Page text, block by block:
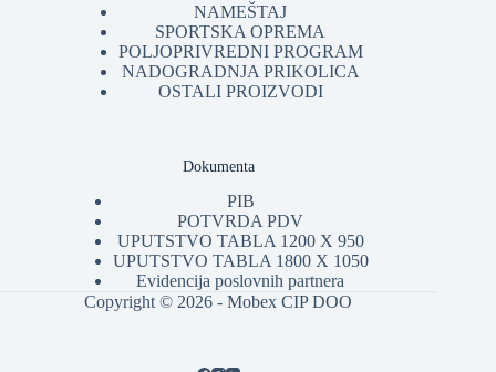
NAMEŠTAJ
SPORTSKA OPREMA
POLJOPRIVREDNI PROGRAM
NADOGRADNJA PRIKOLICA
OSTALI PROIZVODI
Dokumenta
PIB
POTVRDA PDV
UPUTSTVO TABLA 1200 X 950
UPUTSTVO TABLA 1800 X 1050
Evidencija poslovnih partnera
Copyright © 2026 - Mobex CIP DOO